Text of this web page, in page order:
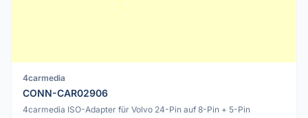
4carmedia
CONN-CAR02906
4carmedia ISO-Adapter für Volvo 24-Pin auf 8-Pin + 5-Pin